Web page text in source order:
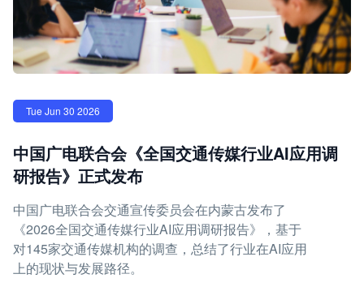
Tue Jun 30 2026
中国广电联合会《全国交通传媒行业AI应用调
研报告》正式发布
中国广电联合会交通宣传委员会在内蒙古发布了
《2026全国交通传媒行业AI应用调研报告》，基于
对145家交通传媒机构的调查，总结了行业在AI应用
上的现状与发展路径。